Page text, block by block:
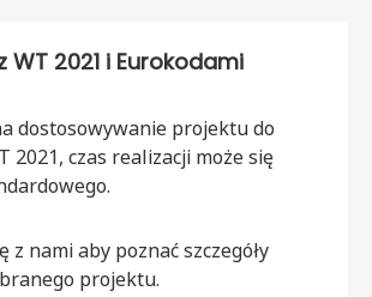
WT 2021 i Eurokodami
dostosowywanie projektu do
2021, czas realizacji może się
z nami aby poznać szczegóły
projektu.